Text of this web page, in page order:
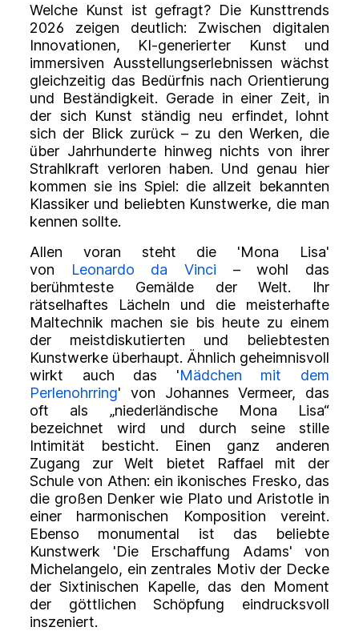
Welche Kunst ist gefragt? Die Kunsttrends
2026 zeigen deutlich: Zwischen digitalen
Innovationen, KI-generierter Kunst und
immersiven Ausstellungserlebnissen wächst
gleichzeitig das Bedürfnis nach Orientierung
und Beständigkeit. Gerade in einer Zeit, in
der sich Kunst ständig neu erfindet, lohnt
sich der Blick zurück – zu den Werken, die
über Jahrhunderte hinweg nichts von ihrer
Strahlkraft verloren haben. Und genau hier
kommen sie ins Spiel: die allzeit bekannten
Klassiker und beliebten Kunstwerke, die man
kennen sollte.
Allen voran steht die 'Mona Lisa'
von
Leonardo da Vinci – wohl das
berühmteste Gemälde der Welt. Ihr
rätselhaftes Lächeln und die meisterhafte
Maltechnik machen sie bis heute zu einem
der meistdiskutierten und beliebtesten
Kunstwerke überhaupt. Ähnlich geheimnisvoll
wirkt auch das 'Mädchen mit dem
Perlenohrring' von Johannes Vermeer, das
oft als „niederländische Mona Lisa“
bezeichnet wird und durch seine stille
Intimität besticht. Einen ganz anderen
Zugang zur Welt bietet Raffael mit der
Schule von Athen: ein ikonisches Fresko, das
die großen Denker wie Plato und Aristotle in
einer harmonischen Komposition vereint.
Ebenso monumental ist das beliebte
Kunstwerk 'Die Erschaffung Adams' von
Michelangelo, ein zentrales Motiv der Decke
der Sixtinischen Kapelle, das den Moment
der göttlichen Schöpfung eindrucksvoll
inszeniert.